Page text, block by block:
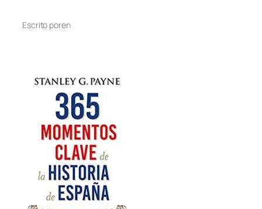
Escrito poren